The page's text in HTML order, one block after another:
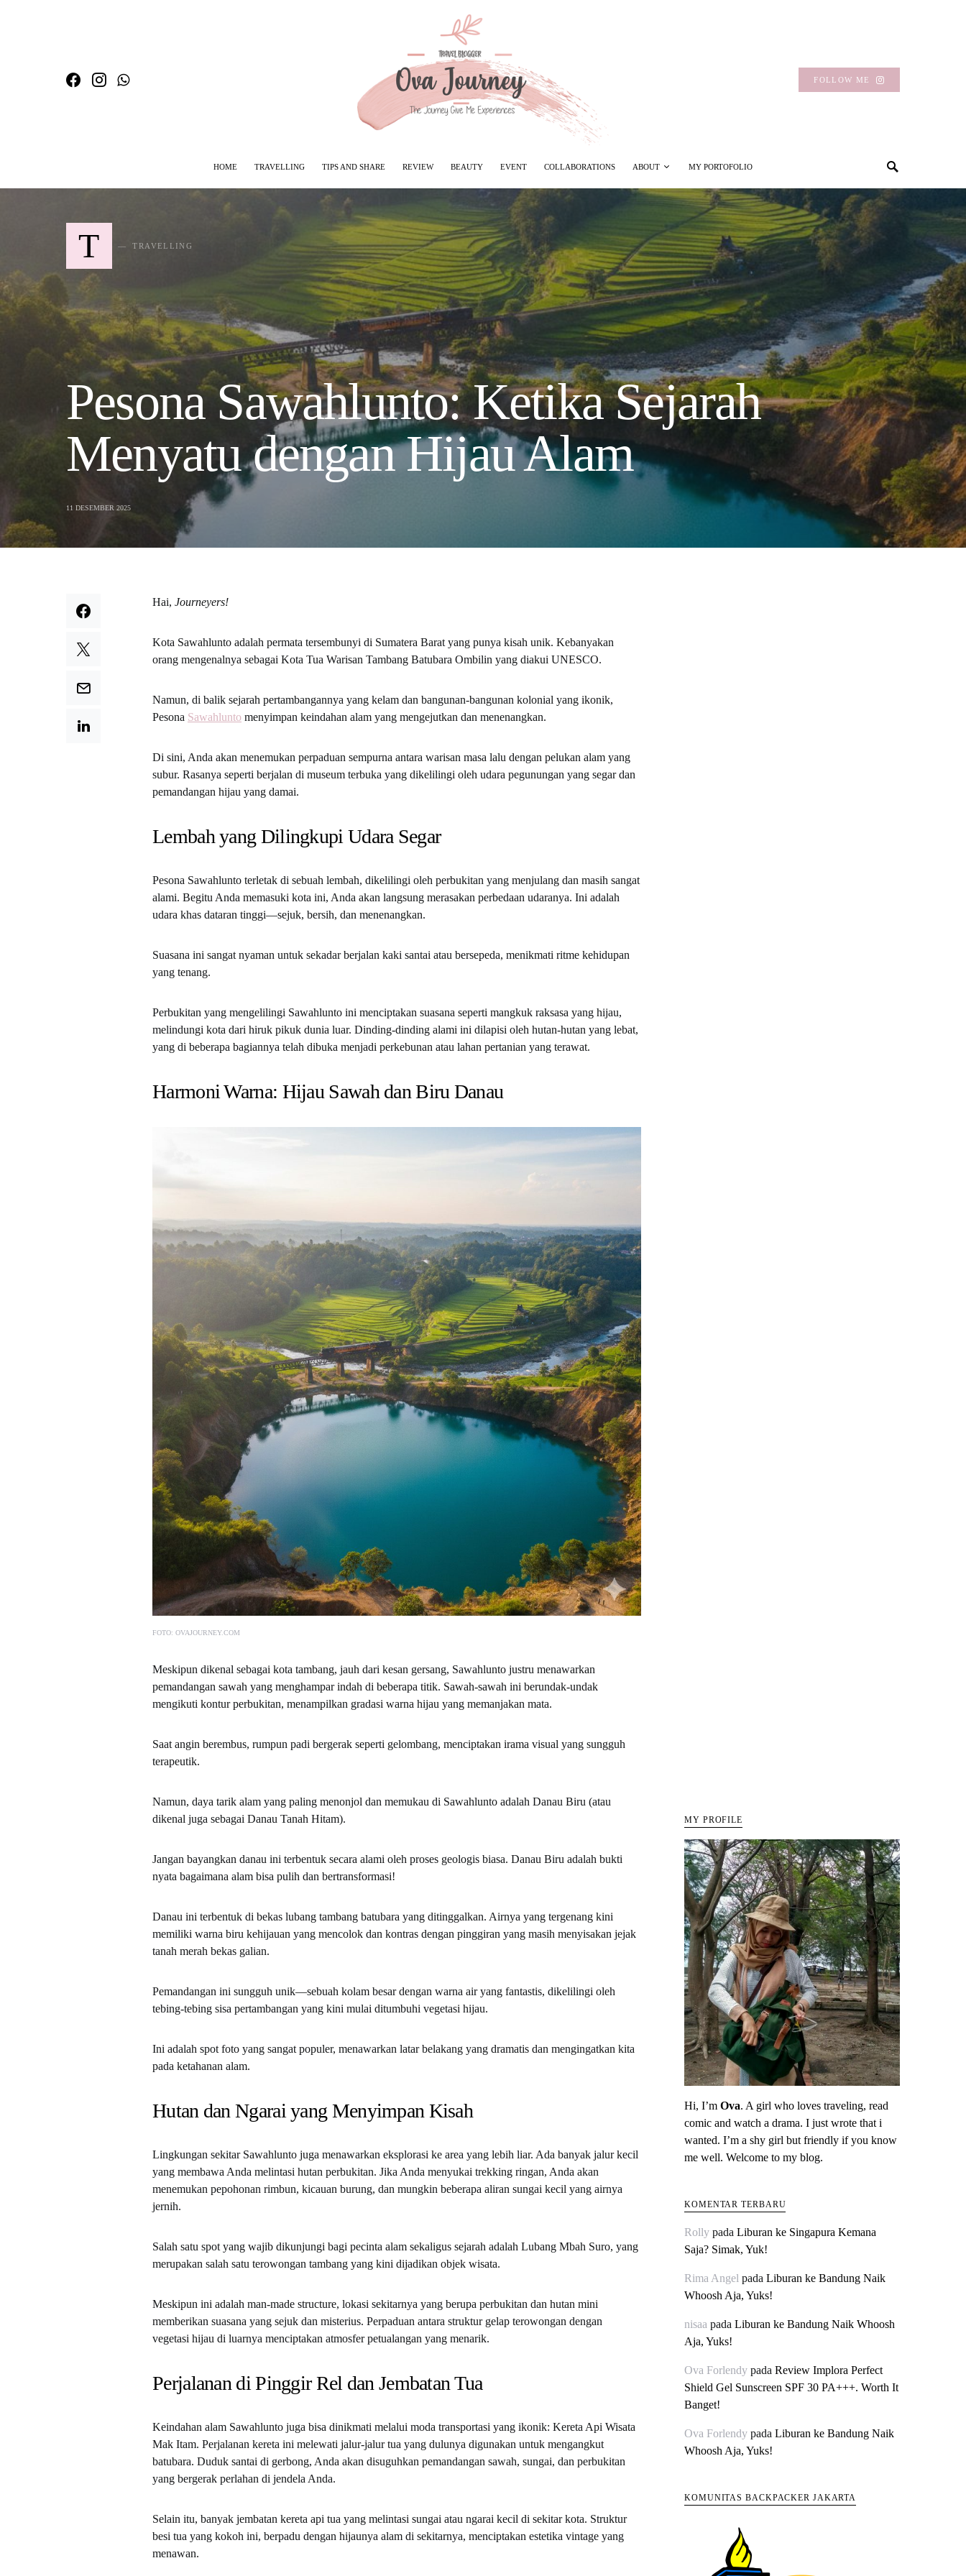
FOLLOW ME
HOME TRAVELLING TIPS AND SHARE REVIEW BEAUTY EVENT COLLABORATIONS ABOUT MY PORTOFOLIO
T TRAVELLING
Pesona Sawahlunto: Ketika Sejarah
Menyatu dengan Hijau Alam
11 DESEMBER 2025
Hai, Journeyers!
Kota Sawahlunto adalah permata tersembunyi di Sumatera Barat yang punya kisah unik. Kebanyakan
orang mengenalnya sebagai Kota Tua Warisan Tambang Batubara Ombilin yang diakui UNESCO.
Namun, di balik sejarah pertambangannya yang kelam dan bangunan-bangunan kolonial yang ikonik,
Pesona Sawahlunto menyimpan keindahan alam yang mengejutkan dan menenangkan.
Di sini, Anda akan menemukan perpaduan sempurna antara warisan masa lalu dengan pelukan alam yang
subur. Rasanya seperti berjalan di museum terbuka yang dikelilingi oleh udara pegunungan yang segar dan
pemandangan hijau yang damai.
Lembah yang Dilingkupi Udara Segar
Pesona Sawahlunto terletak di sebuah lembah, dikelilingi oleh perbukitan yang menjulang dan masih sangat
alami. Begitu Anda memasuki kota ini, Anda akan langsung merasakan perbedaan udaranya. Ini adalah
udara khas dataran tinggi—sejuk, bersih, dan menenangkan.
Suasana ini sangat nyaman untuk sekadar berjalan kaki santai atau bersepeda, menikmati ritme kehidupan
yang tenang.
Perbukitan yang mengelilingi Sawahlunto ini menciptakan suasana seperti mangkuk raksasa yang hijau,
melindungi kota dari hiruk pikuk dunia luar. Dinding-dinding alami ini dilapisi oleh hutan-hutan yang lebat,
yang di beberapa bagiannya telah dibuka menjadi perkebunan atau lahan pertanian yang terawat.
Harmoni Warna: Hijau Sawah dan Biru Danau
FOTO: OVAJOURNEY.COM
Meskipun dikenal sebagai kota tambang, jauh dari kesan gersang, Sawahlunto justru menawarkan
pemandangan sawah yang menghampar indah di beberapa titik. Sawah-sawah ini berundak-undak
mengikuti kontur perbukitan, menampilkan gradasi warna hijau yang memanjakan mata.
Saat angin berembus, rumpun padi bergerak seperti gelombang, menciptakan irama visual yang sungguh
terapeutik.
Namun, daya tarik alam yang paling menonjol dan memukau di Sawahlunto adalah Danau Biru (atau
dikenal juga sebagai Danau Tanah Hitam).
Jangan bayangkan danau ini terbentuk secara alami oleh proses geologis biasa. Danau Biru adalah bukti
nyata bagaimana alam bisa pulih dan bertransformasi!
Danau ini terbentuk di bekas lubang tambang batubara yang ditinggalkan. Airnya yang tergenang kini
memiliki warna biru kehijauan yang mencolok dan kontras dengan pinggiran yang masih menyisakan jejak
tanah merah bekas galian.
Pemandangan ini sungguh unik—sebuah kolam besar dengan warna air yang fantastis, dikelilingi oleh
tebing-tebing sisa pertambangan yang kini mulai ditumbuhi vegetasi hijau.
Ini adalah spot foto yang sangat populer, menawarkan latar belakang yang dramatis dan mengingatkan kita
pada ketahanan alam.
Hutan dan Ngarai yang Menyimpan Kisah
Lingkungan sekitar Sawahlunto juga menawarkan eksplorasi ke area yang lebih liar. Ada banyak jalur kecil
yang membawa Anda melintasi hutan perbukitan. Jika Anda menyukai trekking ringan, Anda akan
menemukan pepohonan rimbun, kicauan burung, dan mungkin beberapa aliran sungai kecil yang airnya
jernih.
Salah satu spot yang wajib dikunjungi bagi pecinta alam sekaligus sejarah adalah Lubang Mbah Suro, yang
merupakan salah satu terowongan tambang yang kini dijadikan objek wisata.
Meskipun ini adalah man-made structure, lokasi sekitarnya yang berupa perbukitan dan hutan mini
memberikan suasana yang sejuk dan misterius. Perpaduan antara struktur gelap terowongan dengan
vegetasi hijau di luarnya menciptakan atmosfer petualangan yang menarik.
Perjalanan di Pinggir Rel dan Jembatan Tua
Keindahan alam Sawahlunto juga bisa dinikmati melalui moda transportasi yang ikonik: Kereta Api Wisata
Mak Itam. Perjalanan kereta ini melewati jalur-jalur tua yang dulunya digunakan untuk mengangkut
batubara. Duduk santai di gerbong, Anda akan disuguhkan pemandangan sawah, sungai, dan perbukitan
yang bergerak perlahan di jendela Anda.
Selain itu, banyak jembatan kereta api tua yang melintasi sungai atau ngarai kecil di sekitar kota. Struktur
besi tua yang kokoh ini, berpadu dengan hijaunya alam di sekitarnya, menciptakan estetika vintage yang
menawan.
MY PROFILE
Hi, I’m Ova. A girl who loves traveling, read
comic and watch a drama. I just wrote that i
wanted. I’m a shy girl but friendly if you know
me well. Welcome to my blog.
KOMENTAR TERBARU
Rolly pada Liburan ke Singapura Kemana
Saja? Simak, Yuk!
Rima Angel pada Liburan ke Bandung Naik
Whoosh Aja, Yuks!
nisaa pada Liburan ke Bandung Naik Whoosh
Aja, Yuks!
Ova Forlendy pada Review Implora Perfect
Shield Gel Sunscreen SPF 30 PA+++. Worth It
Banget!
Ova Forlendy pada Liburan ke Bandung Naik
Whoosh Aja, Yuks!
KOMUNITAS BACKPACKER JAKARTA